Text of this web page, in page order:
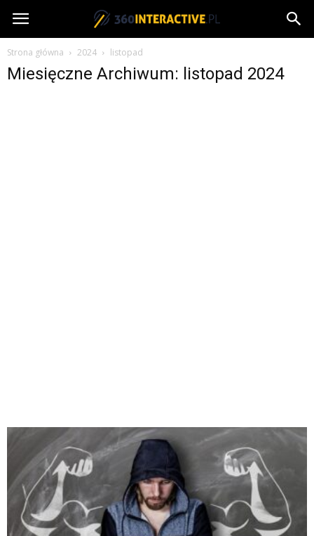
360interactive.pl
Strona główna 2024 listopad
Miesięczne Archiwum: listopad 2024